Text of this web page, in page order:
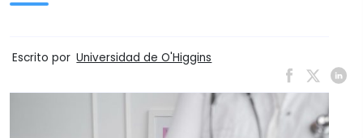
Escrito por Universidad de O'Higgins